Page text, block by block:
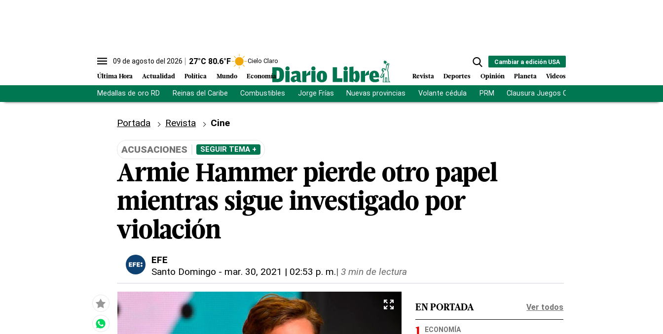
09 de agosto del 2026 27°C 80.6°F Cielo Claro
Última Hora Actualidad Política Mundo Economía
Cambiar a edición USA
Revista Deportes Opinión Planeta Videos
Medallas de oro RD Reinas del Caribe Combustibles Jorge Frías Nuevas provincias Volante cédula PRM Clausura Juegos Centroamericanos
Portada Revista Cine
ACUSACIONES SEGUIR TEMA +
Armie Hammer pierde otro papel
mientras sigue investigado por
violación
EFE
Santo Domingo - mar. 30, 2021 | 02:53 p. m.| 3 min de lectura
EN PORTADA Ver todos
ECONOMÍA